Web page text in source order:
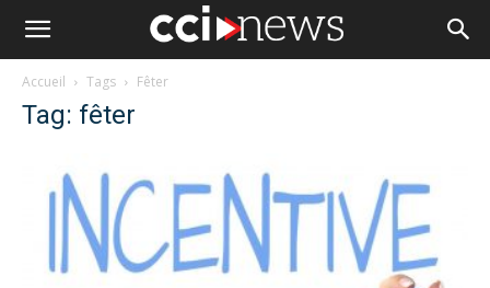
Accueil Tags Fêter
Tag: fêter